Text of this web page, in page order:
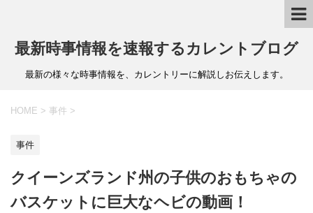
最新時事情報を速報するカレントブログ
最新の様々な時事情報を、カレントリーに解説しお伝えします。
HOME > 事件 >
事件
クイーンズランド州の子供のおもちゃの
バスケットに巨大なヘビの動画！